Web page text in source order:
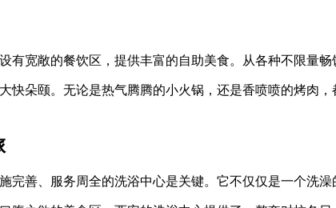
宽敞的餐饮区，提供丰富的自助美食。从各种不限量
快朵颐。无论是热气腾腾的小火锅，还是香喷喷的烤肉
完善、服务周全的洗浴中心是关键。它不仅仅是一个洗